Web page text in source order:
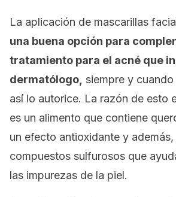
La aplicación de mascarillas
una buena opción para
tratamiento para el acné que
dermatólogo, siempre y
así lo autorice. La razón de esto
es un alimento que contiene
un efecto antioxidante y
compuestos sulfurosos que
las impurezas de la piel.